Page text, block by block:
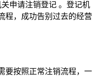
申请注销登记 。登记机
程，成功告别过去的经营
要按照正常注销流程，一